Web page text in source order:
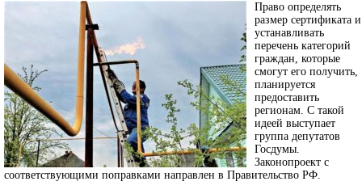
Право определять
размер сертификата и
устанавливать
перечень категорий
граждан, которые
смогут его получить,
планируется
предоставить
регионам. С такой
идеей выступает
группа депутатов
Госдумы.
Законопроект с
соответствующими поправками направлен в Правительство РФ.